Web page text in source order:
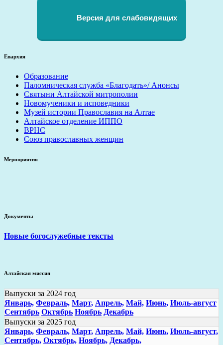
Версия для слабовидящих
Епархия
Образование
Паломническая служба «Благодать»/ Анонсы
Святыни Алтайской митрополии
Новомученики и исповедники
Музей истории Православия на Алтае
Алтайское отделение ИППО
ВРНС
Союз православных женщин
Мероприятия
Документы
Новые богослужебные тексты
Алтайская миссия
Выпуски за 2024 год
Январь, Февраль, Март, Апрель, Май, Июнь, Июль-август
Сентябрь Октябрь Ноябрь Декабрь
Выпуски за 2025 год
Январь, Февраль, Март, Апрель, Май, Июнь, Июль-август,
Сентябрь, Октябрь, Ноябрь, Декабрь,